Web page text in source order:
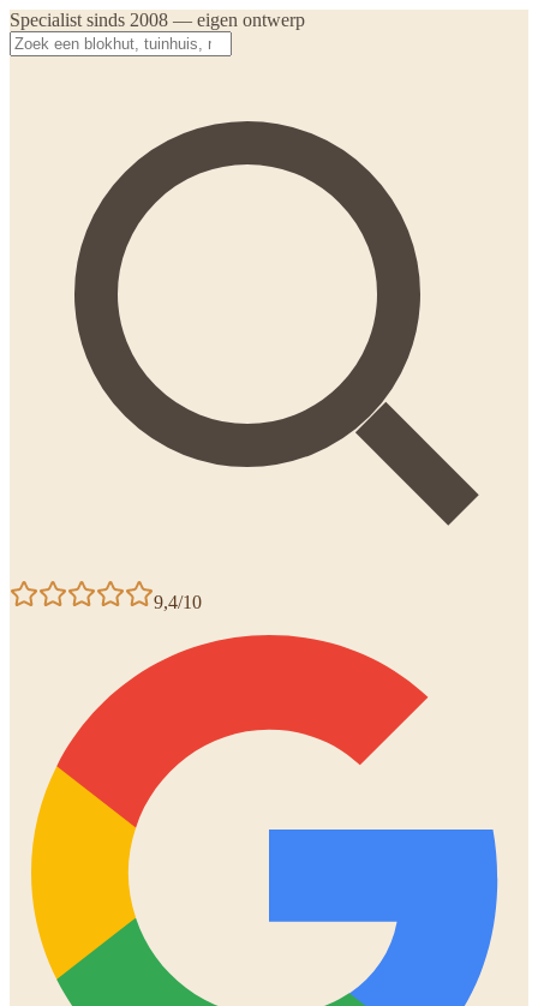
Specialist sinds 2008 — eigen ontwerp
9,4/10